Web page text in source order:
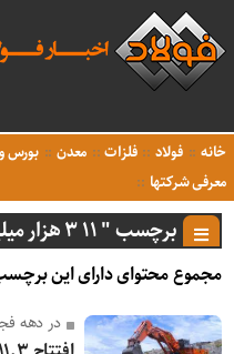
خانه فولاد فلزات معدن بورس و
معرفی شرکتها
برچسب " ۱۱ ۳ هزار میلیارد تومان طرح "
مجموع محتوای دارای این
در دهه